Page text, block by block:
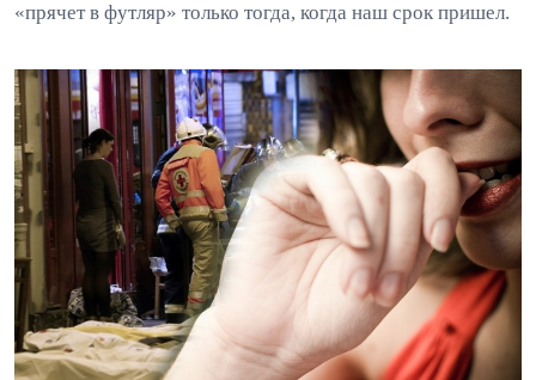
«прячет в футляр» только тогда, когда наш срок пришел.